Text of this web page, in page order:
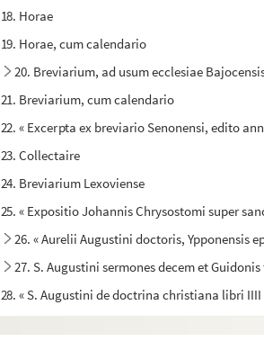
18. Horae
19. Horae, cum calendario
20. Breviarium, ad usum ecclesiae
21. Breviarium, cum calendario
22. « Excerpta ex breviario Senonensi, edito
23. Collectaire
24. Breviarium Lexoviense
25. « Expositio Johannis Chrysostomi super
26. « Aurelii Augustini doctoris, Ypponensis
27. S. Augustini sermones decem et
28. « S. Augustini de doctrina christiana libri IIII